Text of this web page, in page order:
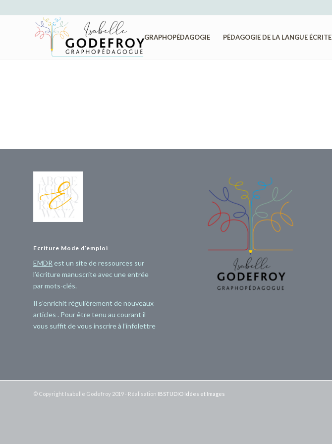
GRAPHOPÉDAGOGIE PÉDAGOGIE DE LA LANGUE ÉCRITE
Ecriture Mode d’emploi
EMDR est un site de ressources sur
l’écriture manuscrite avec une entrée
par mots-clés.
Il s’enrichit régulièrement de nouveaux
articles . Pour être tenu au courant il
vous suffit de vous inscrire à l’infolettre
© Copyright Isabelle Godefroy 2019 - Réalisation IBSTUDIO Idées et Images